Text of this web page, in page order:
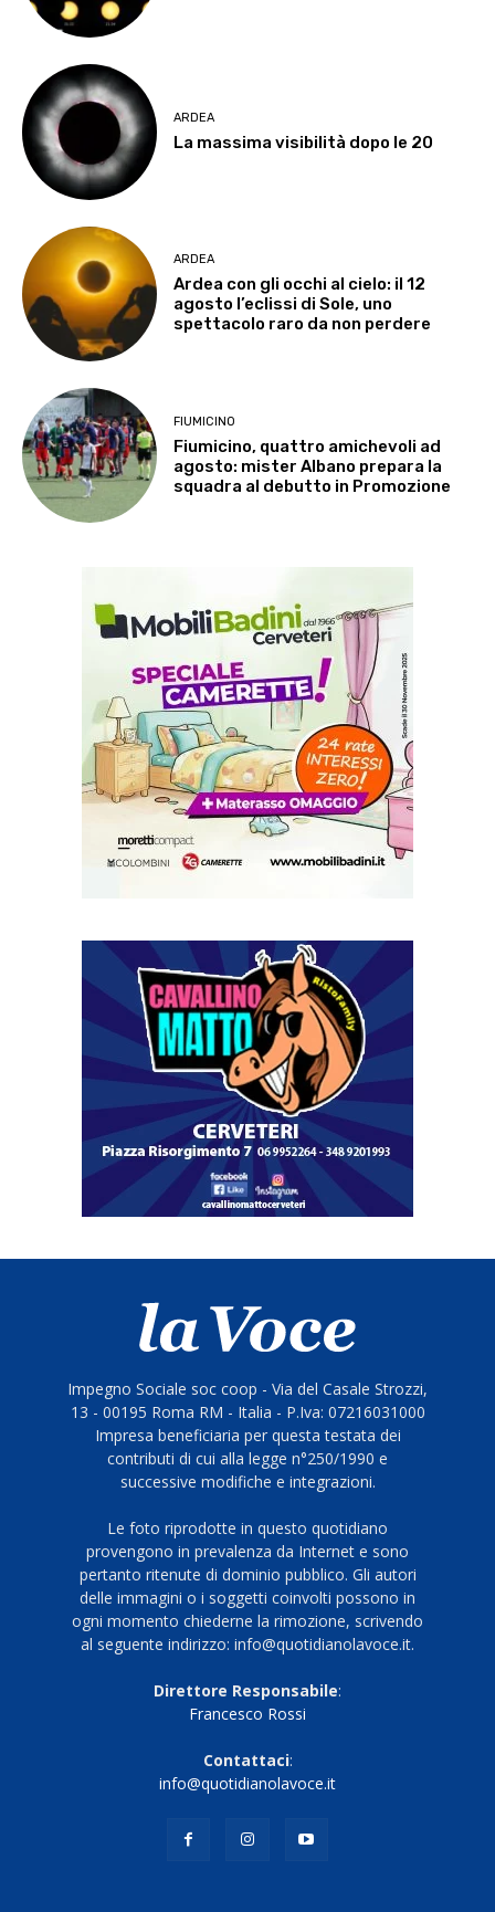
ARDEA
La massima visibilità dopo le 20
ARDEA
Ardea con gli occhi al cielo: il 12
agosto l’eclissi di Sole, uno
spettacolo raro da non perdere
FIUMICINO
Fiumicino, quattro amichevoli ad
agosto: mister Albano prepara la
squadra al debutto in Promozione
Impegno Sociale soc coop - Via del Casale Strozzi,
13 - 00195 Roma RM - Italia - P.Iva: 07216031000
Impresa beneficiaria per questa testata dei
contributi di cui alla legge n°250/1990 e
successive modifiche e integrazioni.
Le foto riprodotte in questo quotidiano
provengono in prevalenza da Internet e sono
pertanto ritenute di dominio pubblico. Gli autori
delle immagini o i soggetti coinvolti possono in
ogni momento chiederne la rimozione, scrivendo
al seguente indirizzo: info@quotidianolavoce.it.
Direttore Responsabile:
Francesco Rossi
Contattaci:
info@quotidianolavoce.it